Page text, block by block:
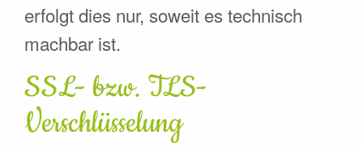
erfolgt dies nur, soweit es technisch
machbar ist.
SSL- bzw. TLS-
Verschlüsselung